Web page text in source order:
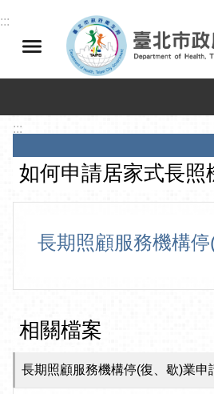
跳到主要內容區塊
:::
:::
如何申請居家式長照
長期照顧服務機構
相關檔案
長期照顧服務機構停(復、歇)業申